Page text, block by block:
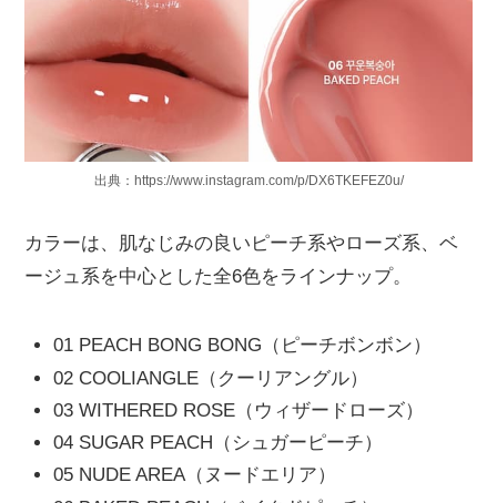
出典：https://www.instagram.com/p/DX6TKEFEZ0u/
カラーは、肌なじみの良いピーチ系やローズ系、ベ
ージュ系を中心とした全6色をラインナップ。
01 PEACH BONG BONG（ピーチボンボン）
02 COOLIANGLE（クーリアングル）
03 WITHERED ROSE（ウィザードローズ）
04 SUGAR PEACH（シュガーピーチ）
05 NUDE AREA（ヌードエリア）